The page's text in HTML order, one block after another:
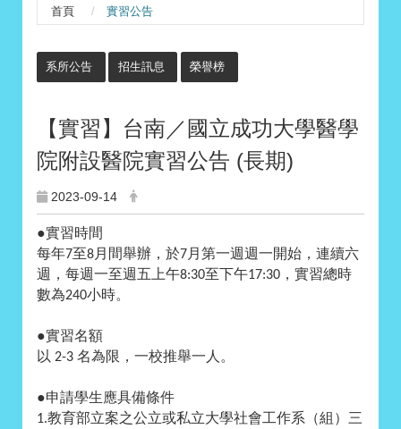
首頁 實習公告
系所公告 招生訊息 榮譽榜
【實習】台南／國立成功大學醫學
院附設醫院實習公告 (長期)
2023-09-14
●實習時間
每年7至8月間舉辦，於7月第一週週一開始，連續六
週，每週一至週五上午8:30至下午17:30 ，實習總時
數為240小時。
●實習名額
以 2-3 名為限，一校推舉一人。
●申請學生應具備條件
1.教育部立案之公立或私立大學社會工作系（組）三